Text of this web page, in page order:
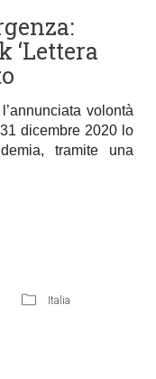
‘Lettera
volontà
dicembre 2020 lo
tramite una
Italia